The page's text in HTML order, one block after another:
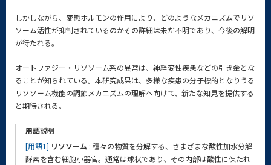
しかしながら、変態ホルモンの作用により、どのようなメカニズムでリソ
ソーム活性が抑制されているのかその詳細は未だ不明であり、今後の解明
が待たれる。
オートファジー・リソソーム系の異常は、神経変性疾患などの引き金とな
ることが知られている。本研究成果は、多様な疾患の分子標的となりうる
リソソーム機能の調節メカニズムの理解へ向けて、新たな知見を提供する
と期待される。
用語説明
[用語1] リソソーム : 種々の物質を分解する、さまざまな酸性加水分解
酵素を含む細胞小器官。通常は球状であり、その内部は酸性に保たれ